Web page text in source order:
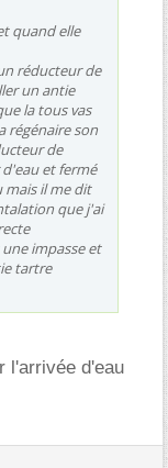
quand elle
réducteur de
un antie
la tous vas
régénaire son
de
et fermé
mais il me dit
que j'ai
impasse et
tartre
l'arrivée d'eau